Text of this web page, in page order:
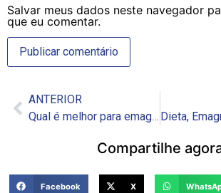
Salvar meus dados neste navegador
que eu comentar.
ANTERIOR
Qual é melhor para emagrecer? Ozempic e Mounjaro
Compartilhe
Facebook X